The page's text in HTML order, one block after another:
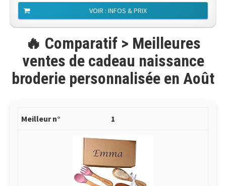
VOIR : INFOS & PRIX
🔥 Comparatif > Meilleures
ventes de cadeau naissance
broderie personnalisée en Août
1